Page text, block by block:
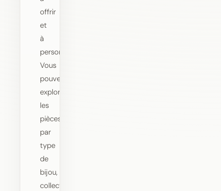
offrir
et
à
personnaliser.
Vous
pouvez
explorer
les
pièces
par
type
de
bijou,
collection